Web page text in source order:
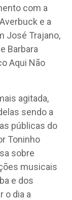
com a
e a
José Trajano,
Barbara
Aqui Não
agitada,
sendo a
públicas do
Toninho
sobre
musicais
e dos
o dia a